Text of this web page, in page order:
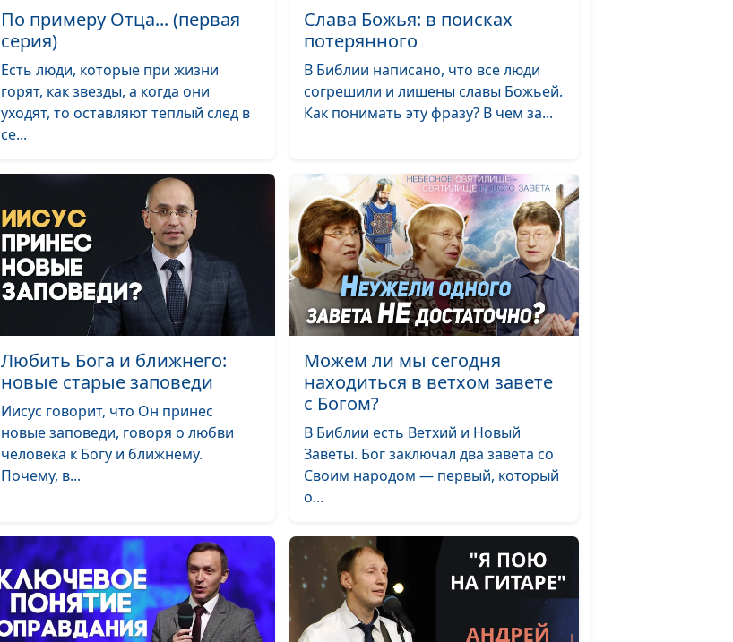
благословения в
семье?
Успей важное -
принять Христа
Виталий Киссер,
священнослужитель
Какие люди попадут в
Виталий Киссер,
Исполнение
заповедей и Божье
спасение: что
причина, а что
следствие
Виталий Киссер,
священнослужитель
#8
Роль Христа в
падении или
возвышении
человека
Виталий Киссер,
священнослужитель
#7
Виды любви и Божье
спасение
священнослужитель
Как рассказать о Боге
Виталий Киссер,
священнослужитель
#5
Положись на Бога -
измени свою жизнь
священнослужитель
Жить во Христе -
побеждать грех
Виталий Киссер,
священнослужитель
#3
По примеру Отца... (первая
серия)
Есть люди, которые при жизни
горят, как звезды, а когда они
уходят, то оставляют теплый след в
се...
Слава Божья: в поисках
потерянного
В Библии написано, что все люди
согрешили и лишены славы Божьей.
Как понимать эту фразу? В чем за...
Любить Бога и ближнего:
новые старые заповеди
Иисус говорит, что Он принес
новые заповеди, говоря о любви
человека к Богу и ближнему.
Почему, в...
Можем ли мы сегодня
находиться в ветхом завете
с Богом?
В Библии есть Ветхий и Новый
Заветы. Бог заключал два завета со
Своим народом — первый, который
о...